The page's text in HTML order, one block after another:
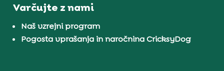
Varčujte z nami
Naš vzrejni program
Pogosta vprašanja in naročnina CricksyDog